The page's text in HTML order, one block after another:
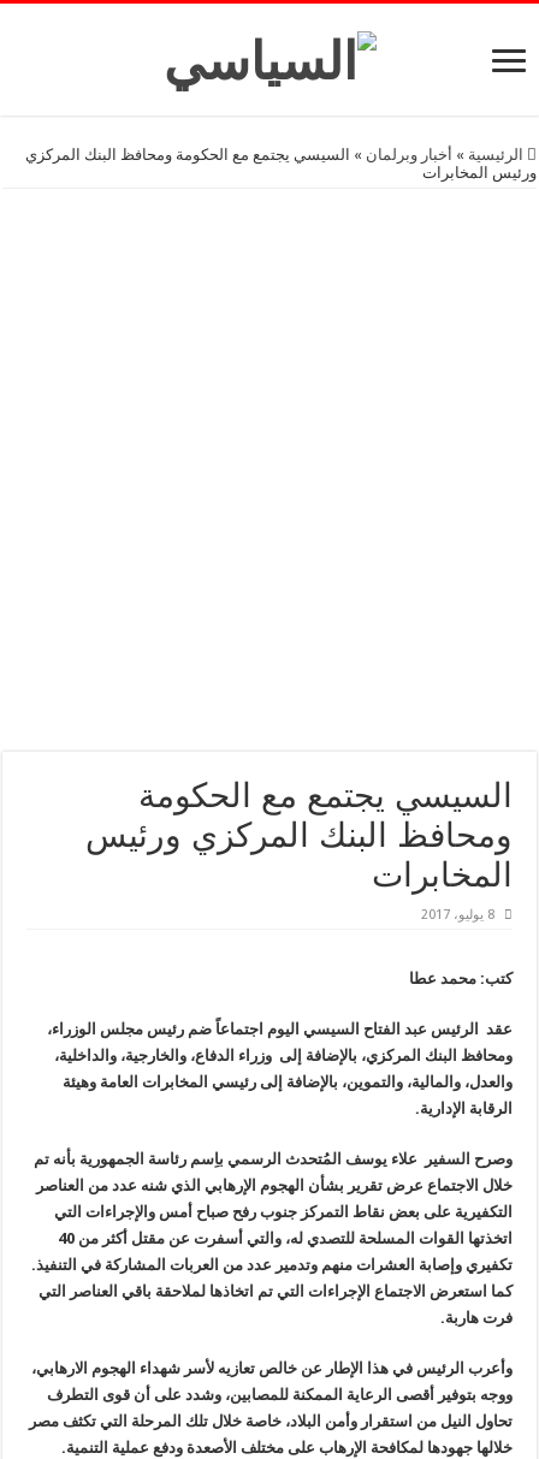
الرئيسية » أخبار وبرلمان » السيسي يجتمع مع الحكومة ومحافظ البنك المركزي
ورئيس المخابرات
السيسي يجتمع مع الحكومة
ومحافظ البنك المركزي ورئيس
المخابرات
8 يوليو، 2017
كتب: محمد عطا
عقد الرئيس عبد الفتاح السيسي اليوم اجتماعاً ضم رئيس مجلس الوزراء،
ومحافظ البنك المركزي، بالإضافة إلى وزراء الدفاع، والخارجية، والداخلية،
والعدل، والمالية، والتموين، بالإضافة إلى رئيسي المخابرات العامة وهيئة
الرقابة الإدارية.
وصرح السفير علاء يوسف المُتحدث الرسمي باِسم رئاسة الجمهورية بأنه تم
خلال الاجتماع عرض تقرير بشأن الهجوم الإرهابي الذي شنه عدد من العناصر
التكفيرية على بعض نقاط التمركز جنوب رفح صباح أمس والإجراءات التي
اتخذتها القوات المسلحة للتصدي له، والتي أسفرت عن مقتل أكثر من 40
تكفيري وإصابة العشرات منهم وتدمير عدد من العربات المشاركة في التنفيذ.
كما استعرض الاجتماع الإجراءات التي تم اتخاذها لملاحقة باقي العناصر التي
فرت هاربة.
وأعرب الرئيس في هذا الإطار عن خالص تعازيه لأسر شهداء الهجوم الارهابي،
ووجه بتوفير أقصى الرعاية الممكنة للمصابين، وشدد على أن قوى التطرف
تحاول النيل من استقرار وأمن البلاد، خاصة خلال تلك المرحلة التي تكثف مصر
خلالها جهودها لمكافحة الإرهاب على مختلف الأصعدة ودفع عملية التنمية.